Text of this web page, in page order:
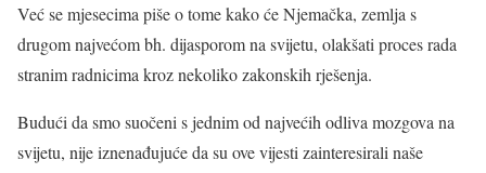
Već se mjesecima piše o tome kako će Njemačka, zemlja s
drugom najvećom bh. dijasporom na svijetu, olakšati proces rada
stranim radnicima kroz nekoliko zakonskih rješenja.
Budući da smo suočeni s jednim od najvećih odliva mozgova na
svijetu, nije iznenađujuće da su ove vijesti zainteresirali naše